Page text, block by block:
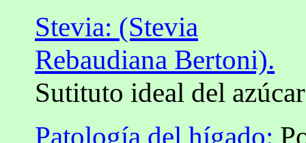
Stevia: (Stevia
Rebaudiana Bertoni).
Sutituto ideal del azúcar
Patología del hígado: